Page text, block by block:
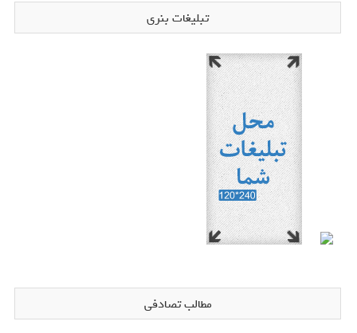
تبلیغات بنری
مطالب تصادفی